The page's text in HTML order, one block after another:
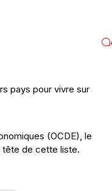
pays pour vivre sur
(OCDE), le
tête de cette liste.